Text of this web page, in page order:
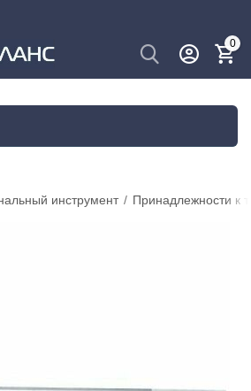
0
инструмент / Принадлежности к